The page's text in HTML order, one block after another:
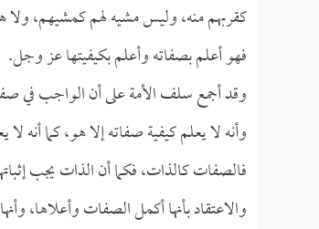
كقربهم منه، وليس مشيه لهم كمشيهم، ولا
فهو أعلم بصفاته وأعلم بكيفيتها عز وجل.
وقد أجمع سلف الأمة على أن الواجب في
وأنه لا يعلم كيفية صفاته إلا هو، كما أنه
فالصفات كالذات، فكما أن الذات يجب
والاعتقاد بأنها أكمل الصفات وأعلاها،